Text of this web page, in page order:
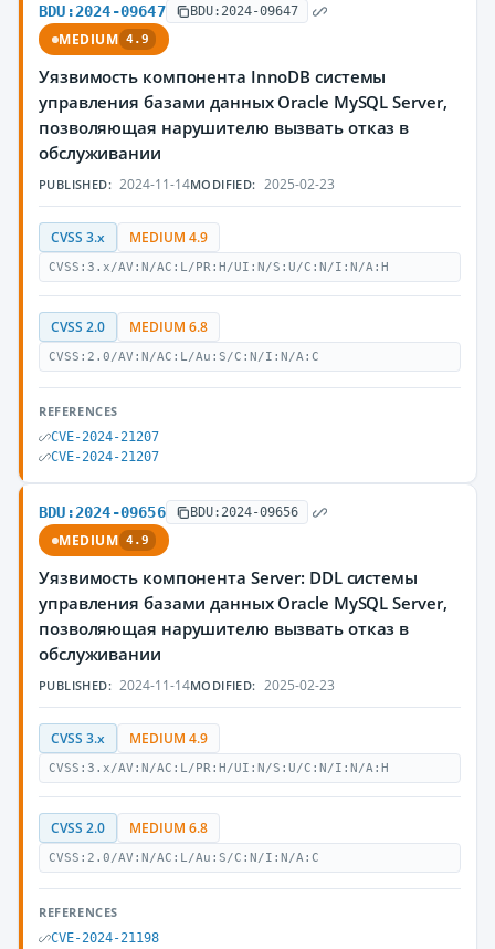
BDU:2024-09647 BDU:2024-09647
MEDIUM 4.9
Уязвимость компонента InnoDB системы
управления базами данных Oracle MySQL Server,
позволяющая нарушителю вызвать отказ в
обслуживании
PUBLISHED: 2024-11-14MODIFIED: 2025-02-23
CVSS 3.x MEDIUM 4.9
CVSS:3.x/AV:N/AC:L/PR:H/UI:N/S:U/C:N/I:N/A:H
CVSS 2.0 MEDIUM 6.8
CVSS:2.0/AV:N/AC:L/Au:S/C:N/I:N/A:C
REFERENCES
CVE-2024-21207
CVE-2024-21207
BDU:2024-09656 BDU:2024-09656
MEDIUM 4.9
Уязвимость компонента Server: DDL системы
управления базами данных Oracle MySQL Server,
позволяющая нарушителю вызвать отказ в
обслуживании
PUBLISHED: 2024-11-14MODIFIED: 2025-02-23
CVSS 3.x MEDIUM 4.9
CVSS:3.x/AV:N/AC:L/PR:H/UI:N/S:U/C:N/I:N/A:H
CVSS 2.0 MEDIUM 6.8
CVSS:2.0/AV:N/AC:L/Au:S/C:N/I:N/A:C
REFERENCES
CVE-2024-21198